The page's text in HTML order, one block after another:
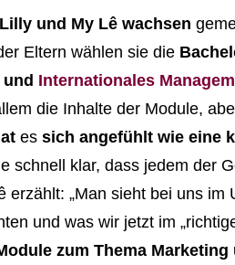
und My Lê wachsen
Eltern wählen sie die
und Internationales
die Inhalte der Module,
es sich angefühlt wie eine
schnell klar, dass jedem der
erzählt: „Man sieht bei uns
und was wir jetzt im
zum Thema